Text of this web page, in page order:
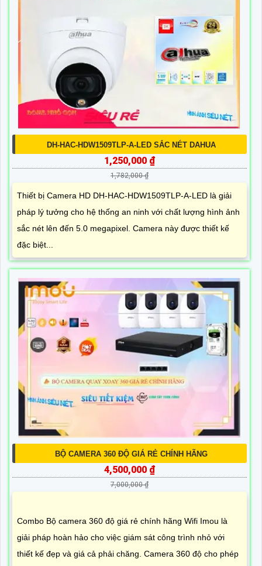
DH-HAC-HDW1509TLP-A-LED SẮC NÉT DAHUA
1,250,000 ₫
1,782,000 ₫
Thiết bị Camera HD DH-HAC-HDW1509TLP-A-LED là giải
pháp lý tưởng cho hệ thống an ninh với chất lượng hình ảnh
sắc nét lên đến 5.0 megapixel. Camera này được thiết kế
đặc biệt...
BỘ CAMERA 360 ĐỘ GIÁ RẺ CHÍNH HÃNG
4,500,000 ₫
7,000,000 ₫
Combo Bộ camera 360 độ giá rẻ chính hãng Wifi Imou là
giải pháp hoàn hảo cho việc giám sát công trình nhỏ với
thiết kế đẹp và giá cả phải chăng. Camera 360 độ cho phép